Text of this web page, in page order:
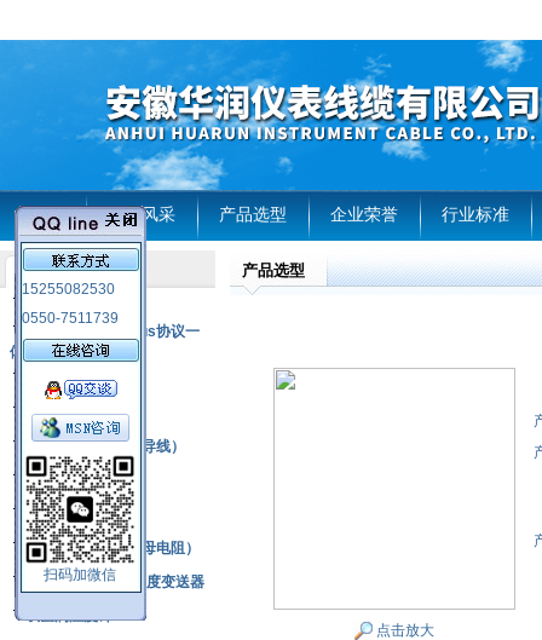
首页 企业风采 产品选型 企业荣誉 行业标准
15255082530
0550-7511739
扫码加微信
产品列表
RS485通讯modbus协议一
体化现场智能仪表
热电偶
压力式温度计
热电偶补偿电缆（导线）
振动传感器
热电阻
铂热电阻元件（云母电阻）
SBW系列一体化温度变送器
双金属温度计
产品选型
点击放大